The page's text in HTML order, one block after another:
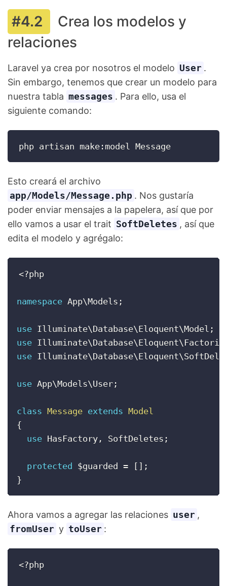
Crea los modelos y
relaciones
Laravel ya crea por nosotros el modelo User .
Sin embargo, tenemos que crear un modelo para
nuestra tabla messages . Para ello, usa el
siguiente comando:
php artisan make:model Message
Esto creará el archivo
app/Models/Message.php . Nos gustaría
poder enviar mensajes a la papelera, así que por
ello vamos a usar el trait SoftDeletes , así que
edita el modelo y agrégalo:
<?php
namespace App\Models ;
use Illuminate\Database\Eloquent\Model ;
use Illuminate\Database\Eloquent\
use Illuminate\Database\Eloquent\
use App\Models\User ;
class Message extends Model
{
use HasFactory , SoftDeletes ;
protected $guarded = [ ] ;
}
Ahora vamos a agregar las relaciones user ,
fromUser y toUser :
<?php